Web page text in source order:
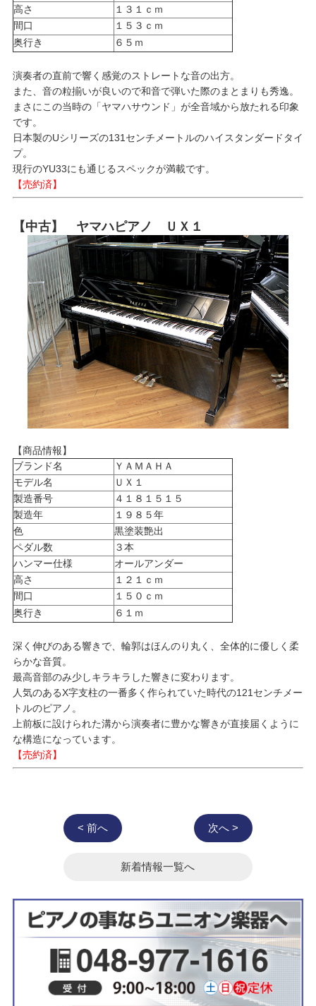
高さ
１３１ｃｍ
間口
１５３ｃｍ
奥行き
６５ｍ
演奏者の直前で響く感覚のストレートな音の出方。
また、音の粒揃いが良いので和音で弾いた際のまとまりも秀逸。
まさにこの当時の「ヤマハサウンド」が全音域から放たれる印象
です。
日本製のUシリーズの131センチメートルのハイスタンダードタイ
プ。
現行のYU33にも通じるスペックが満載です。
【売約済】
【中古】 ヤマハピアノ ＵＸ１
【商品情報】
ブランド名
ＹＡＭＡＨＡ
モデル名
ＵＸ１
製造番号
４１８１５１５
製造年
１９８５年
色
黒塗装艶出
ペダル数
３本
ハンマー仕様
オールアンダー
高さ
１２１ｃｍ
間口
１５０ｃｍ
奥行き
６１ｍ
深く伸びのある響きで、輪郭はほんのり丸く、全体的に優しく柔
らかな音質。
最高音部のみ少しキラキラした響きに変わります。
人気のあるX字支柱の一番多く作られていた時代の121センチメー
トルのピアノ。
上前板に設けられた溝から演奏者に豊かな響きが直接届くように
な構造になっています。
【売約済】
< 前へ 次へ >
新着情報一覧へ